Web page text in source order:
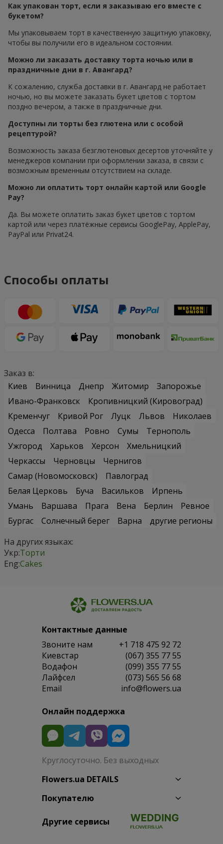
Как упакован торт, если я заказываю его вместе с
букетом?
Мы упаковываем торт в качественную защитную упаковку,
чтобы вы получили его в идеальном состоянии.
Можно ли заказать доставку торта ночью или в
праздничные дни в г. Авангард?
К сожалению, служба доставки в г. Авангард не работает
ночью, но вы можете заказать букет цветов с тортом
поздно вечером, а также в праздничные дни.
Доступны ли торты без глютена или с особой
рецептурой?
Возможность заказа безглютеновых десертов уточняйте у
менеджеров компании при оформлении заказа, в связи с
возможным временным отсутствием на складе.
Можно ли оплатить торт онлайн картой или Google
Pay?
Да. Вы можете оплатить заказ букет цветов с тортом
картой или через платёжные сервисы GooglePay, ApplePay,
PayPal или Privat24.
Способы оплаты
Заказ в:
Киев
Винница Днепр Житомир
Запорожье
Ивано-Франковск
Кропивницкий (Кировоград)
Кременчуг
Кривой Рог Луцк Львов
Николаев
Одесса
Полтава Ровно Сумы
Тернополь
Ужгород
Харьков Херсон
Хмельницкий
Черкассы
Черновцы
Чернигов
Самар (Новомосковск)
Павлоград
Белая Церковь
Буча Васильков
Ирпень
Умань
Варшава Прага Вена Берлин
Ревное
Бургас
Солнечный берег Варна
другие регионы
На других языках:
Укр:Торти
Eng:Cakes
Контактные данные
Звоните нам
+1 718 475 92 72
Киевстар
(067) 355 77 55
Водафон
(099) 355 77 55
Лайфсел
(073) 565 56 68
Email
info@flowers.ua
Онлайн поддержка
Круглосуточно. Без выходных
Flowers.ua DETAILS
Покупателю
Другие сервисы